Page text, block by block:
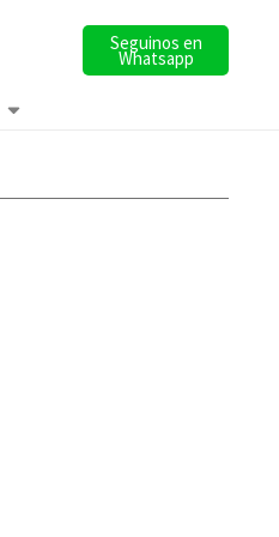
Seguinos en
Whatsapp